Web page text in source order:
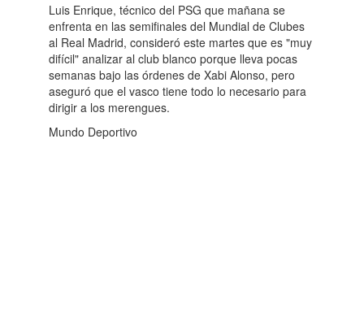
Luis Enrique, técnico del PSG que mañana se
enfrenta en las semifinales del Mundial de Clubes
al Real Madrid, consideró este martes que es "muy
difícil" analizar al club blanco porque lleva pocas
semanas bajo las órdenes de Xabi Alonso, pero
aseguró que el vasco tiene todo lo necesario para
dirigir a los merengues.
Mundo Deportivo